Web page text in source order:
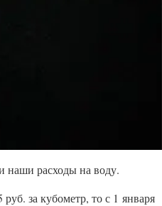
наши расходы на воду.
за кубометр, то с 1 января